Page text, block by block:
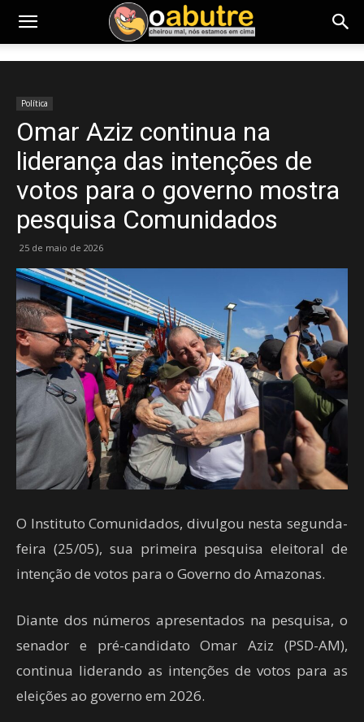
Política
Omar Aziz continua na
liderança das intenções de
votos para o governo mostra
pesquisa Comunidados
25 de maio de 2026
O Instituto Comunidados, divulgou nesta segunda-
feira (25/05), sua primeira pesquisa eleitoral de
intenção de votos para o Governo do Amazonas.
Diante dos números apresentados na pesquisa, o
senador e pré-candidato Omar Aziz (PSD-AM),
continua liderando as intenções de votos para as
eleições ao governo em 2026.